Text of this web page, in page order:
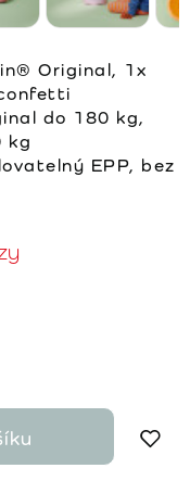
Original, 1x
do 180 kg,
kg
EPP, bez